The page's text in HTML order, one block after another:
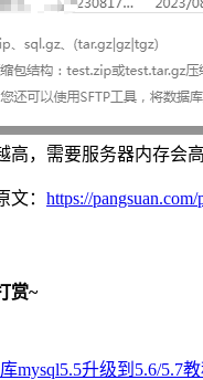
高，需要服务器内存会
： https://
赏~
mysql5.5升级到5.6/5.7